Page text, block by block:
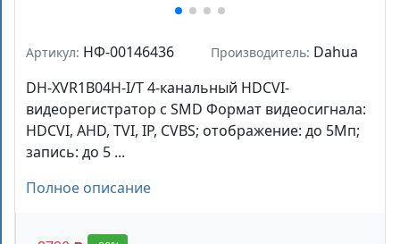
Артикул: НФ-00146436 Производитель: Dahua
DH-XVR1B04H-I/T 4-канальный HDCVI-
видеорегистратор c SMD Формат видеосигнала:
HDCVI, AHD, TVI, IP, CVBS; отображение: до 5Мп;
запись: до 5 ...
Полное описание